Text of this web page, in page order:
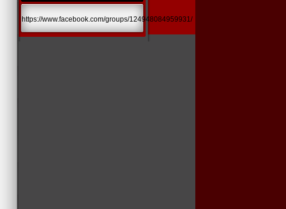
https://www.facebook.com/groups/124948084959931/